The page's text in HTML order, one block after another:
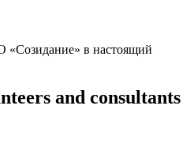
«Созидание» в настоящий
and consultants